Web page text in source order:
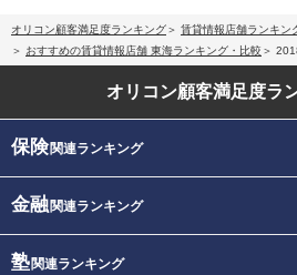
オリコン顧客満足度ランキング
賃貸情報店舗ランキン
おすすめの賃貸情報店舗 東海ランキング・比較
オリコン顧客満足度ラ
保険関連ランキング
金融関連ランキング
塾関連ランキング